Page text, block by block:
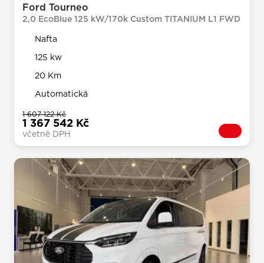
Ford Tourneo
2,0 EcoBlue 125 kW/170k Custom TITANIUM L1 FWD
Nafta
125 kw
20 Km
Automatická
1 607 122 Kč
1 367 542 Kč
včetně DPH